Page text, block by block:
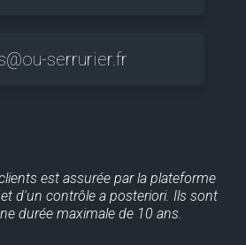
serrurier.fr
est assurée par la plateforme
d'un contrôle a posteriori. Ils sont
durée maximale de 10 ans.